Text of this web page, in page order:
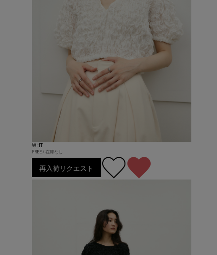
WHT
FREE / 在庫なし
再入荷リクエスト